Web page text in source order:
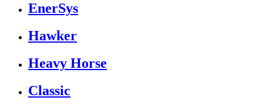
EnerSys
Hawker
Heavy Horse
Classic